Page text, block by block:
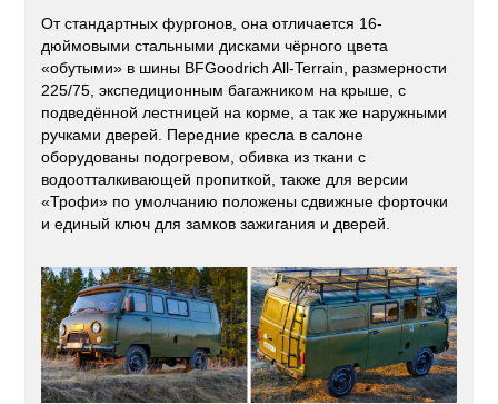
От стандартных фургонов, она отличается 16-
дюймовыми стальными дисками чёрного цвета
«обутыми» в шины BFGoodrich All-Terrain, размерности
225/75, экспедиционным багажником на крыше, с
подведённой лестницей на корме, а так же наружными
ручками дверей. Передние кресла в салоне
оборудованы подогревом, обивка из ткани с
водоотталкивающей пропиткой, также для версии
«Трофи» по умолчанию положены сдвижные форточки
и единый ключ для замков зажигания и дверей.